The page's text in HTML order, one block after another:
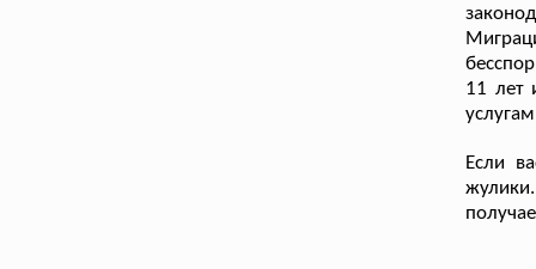
11 лет
Если